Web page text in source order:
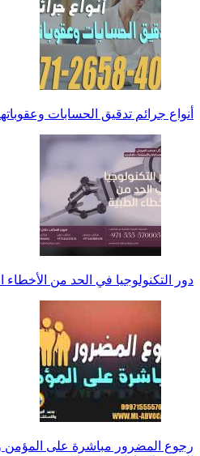
أنواع جرائم تدقيق الحسابات
دور التكنولوجيا في الحد من الأخطاء
رجوع المضرور مباشرة على المؤمن